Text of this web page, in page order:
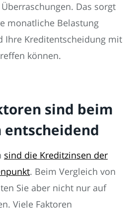
Das sorgt
monatliche Belastung
Ihre Kreditentscheidung mit
können.
sind beim
entscheidend
sind die Kreditzinsen der
. Beim Vergleich von
Sie aber nicht nur auf
Viele Faktoren